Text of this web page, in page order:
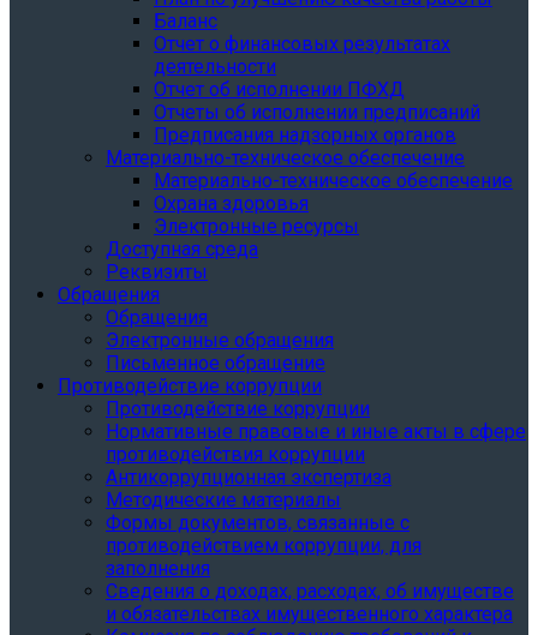
Баланс
Отчет о финансовых результатах
деятельности
Отчет об исполнении ПФХД
Отчеты об исполнении предписаний
Предписания надзорных органов
Материально-техническое обеспечение
Материально-техническое обеспечение
Охрана здоровья
Электронные ресурсы
Доступная среда
Реквизиты
Обращения
Обращения
Электронные обращения
Письменное обращение
Противодействие коррупции
Противодействие коррупции
Нормативные правовые и иные акты в сфере
противодействия коррупции
Антикоррупционная экспертиза
Методические материалы
Формы документов, связанные с
противодействием коррупции, для
заполнения
Сведения о доходах, расходах, об имуществе
и обязательствах имущественного характера